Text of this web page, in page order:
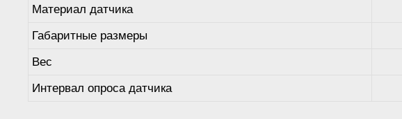
Материал датчика
Габаритные размеры
Вес
Интервал опроса датчика